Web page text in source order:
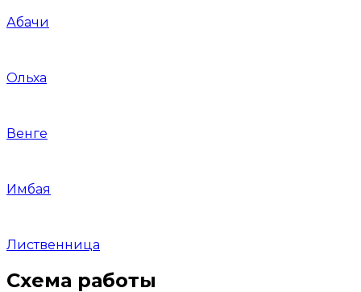
Абачи
Ольха
Венге
Имбая
Лиственница
Схема работы